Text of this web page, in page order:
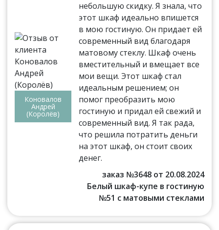
Коновалов
Андрей
(Королёв)
небольшую скидку. Я знала, что
этот шкаф идеально впишется
в мою гостиную. Он придает ей
современный вид благодаря
матовому стеклу. Шкаф очень
вместительный и вмещает все
мои вещи. Этот шкаф стал
идеальным решением; он
помог преобразить мою
гостиную и придал ей свежий и
современный вид. Я так рада,
что решила потратить деньги
на этот шкаф, он стоит своих
денег.
заказ №3648 от 20.08.2024
Белый шкаф-купе в гостиную
№51 с матовыми стеклами